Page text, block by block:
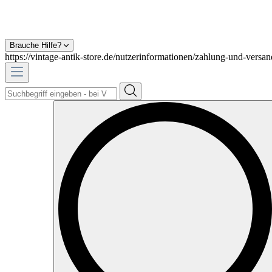
Brauche Hilfe?
https://vintage-antik-store.de/nutzerinformationen/zahlung-und-